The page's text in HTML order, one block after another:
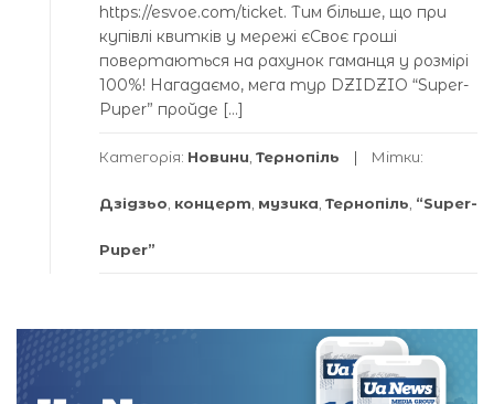
https://esvoe.com/ticket. Тим більше, що при
купівлі квитків у мережі єСвоє гроші
повертаються на рахунок гаманця у розмірі
100%! Нагадаємо, мега тур DZIDZIO “Super-
Puper” пройде […]
Категорія: Новини Тернопіль Мітки:
Дзідзьо концерт музика Тернопіль “Super-
Puper”